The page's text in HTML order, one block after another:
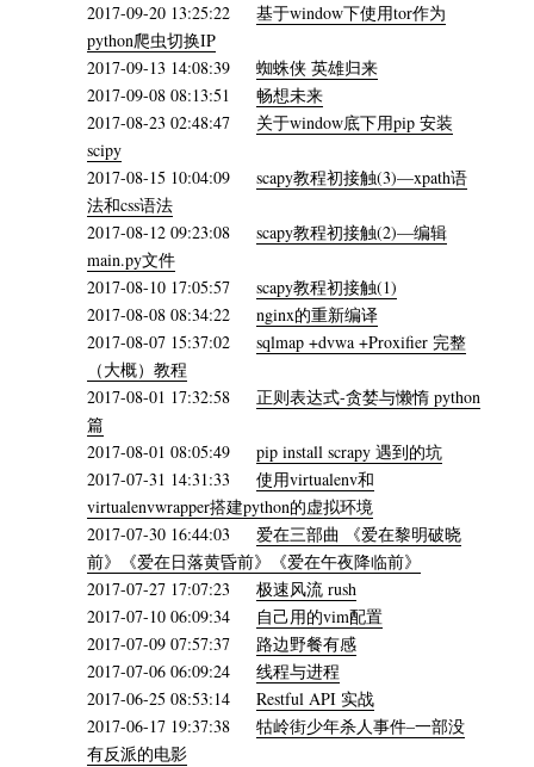
2017-09-20 13:25:22 基于window下使用tor作为
python爬虫切换IP
2017-09-13 14:08:39 蜘蛛侠 英雄归来
2017-09-08 08:13:51 畅想未来
2017-08-23 02:48:47 关于window底下用pip 安装
scipy
2017-08-15 10:04:09 scapy教程初接触(3)—xpath语
法和css语法
2017-08-12 09:23:08 scapy教程初接触(2)—编辑
main.py文件
2017-08-10 17:05:57 scapy教程初接触(1)
2017-08-08 08:34:22 nginx的重新编译
2017-08-07 15:37:02 sqlmap +dvwa +Proxifier 完整
（大概）教程
2017-08-01 17:32:58 正则表达式-贪婪与懒惰 python
篇
2017-08-01 08:05:49 pip install scrapy 遇到的坑
2017-07-31 14:31:33 使用virtualenv和
virtualenvwrapper搭建python的虚拟环境
2017-07-30 16:44:03 爱在三部曲 《爱在黎明破晓
前》《爱在日落黄昏前》《爱在午夜降临前》
2017-07-27 17:07:23 极速风流 rush
2017-07-10 06:09:34
自己用的vim配置
2017-07-09 07:57:37 路边野餐有感
2017-07-06 06:09:24 线程与进程
2017-06-25 08:53:14 Restful API 实战
2017-06-17 19:37:38 牯岭街少年杀人事件–一部没
有反派的电影